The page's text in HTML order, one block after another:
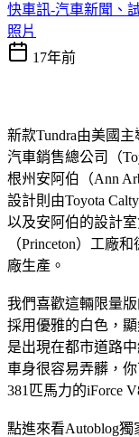
快車訊-汽車新聞、
照片
17年前
新款Tundra由美國
汽車銷售總公司（
根州安阿伯（Ann
設計則由Toyota
以及安阿伯的設計
（Princeton）工廠
廠生產。
我們喜歡這輛限量
採用優雅的白色，
是出現在都市道路
車身很容易弄髒，
381匹馬力的iForce
點進來看Autoblog獨